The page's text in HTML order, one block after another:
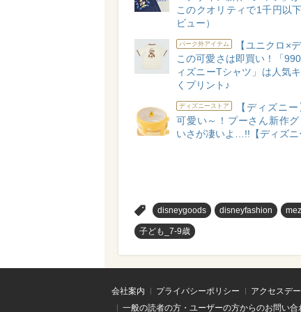
このクオリティで1千円以
ビュー）
パーク外アイテム
【ユニクロ×
この可愛さは即買い！「
ィズニーTシャツ」は人気
くプリント♪
ディズニーストア
【ディズニ
可愛い～！プーさん新作
いさが凄いよ…!!【ディズニ
disneygoods disneyfashion
子ども_7-9歳
会社案内 プライバシーポリシー アクセスデ
一般の読者の方・ユーザーの方からのお問い合